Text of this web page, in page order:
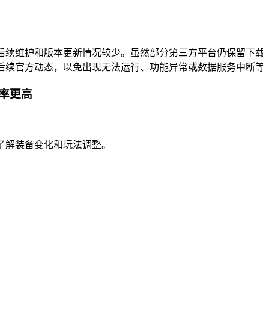
维护和版本更新情况较少。虽然部分第三方平台仍保留
官方动态，以免出现无法运行、功能异常或数据服务中断等
更高
装备变化和玩法调整。